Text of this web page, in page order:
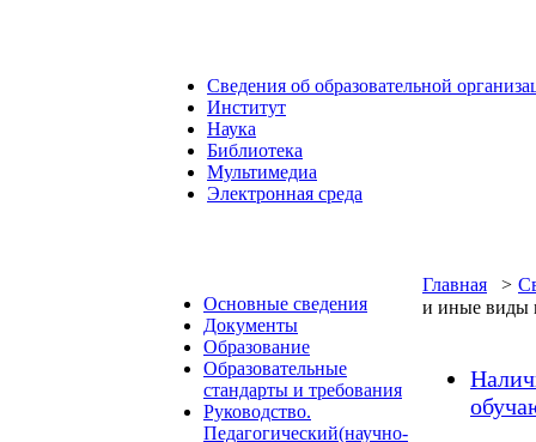
Сведения об образовательной
Институт
Наука
Библиотека
Мультимедиа
Электронная среда
Основные сведения
Документы
Образование
Образовательные
стандарты и требования
Руководство.
Педагогический(научно-
Главная >
и иные виды